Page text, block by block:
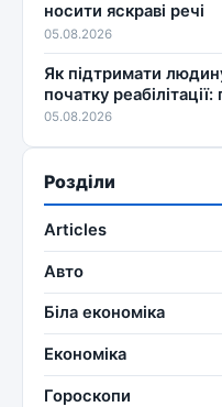
носити яскраві речі
05.08.2026
Як підтримати
початку
05.08.2026
Розділи
Articles
Авто
Біла економіка
Економіка
Гороскопи